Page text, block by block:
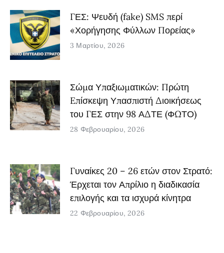
ΓΕΣ: Ψευδή (fake) SMS περί
«Χορήγησης Φύλλων Πορείας»
3 Μαρτίου, 2026
Σώμα Υπαξιωματικών: Πρώτη
Eπίσκεψη Υπασπιστή Διοικήσεως
του ΓΕΣ στην 98 ΑΔΤΕ (ΦΩΤΟ)
28 Φεβρουαρίου, 2026
Γυναίκες 20 – 26 ετών στον Στρατό:
Έρχεται τον Απρίλιο η διαδικασία
επιλογής και τα ισχυρά κίνητρα
22 Φεβρουαρίου, 2026